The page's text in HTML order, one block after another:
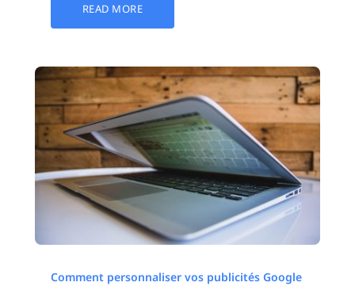
READ MORE
Comment personnaliser vos publicités Google